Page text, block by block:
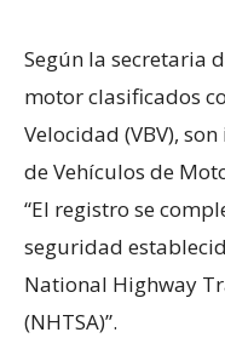
Según la secretaria
motor clasificados
Velocidad (VBV),
de Vehículos de
“El registro se
seguridad
National Highway
(NHTSA)”.